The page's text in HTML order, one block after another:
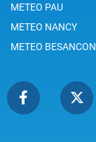
METEO PAU
METEO NANCY
METEO BESANCON